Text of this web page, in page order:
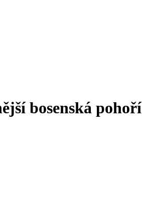
bosenská pohoří